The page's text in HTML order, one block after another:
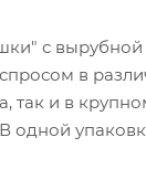
с вырубной
в
так и в